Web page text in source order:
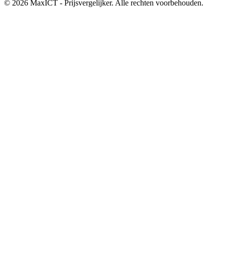
© 2026 MaxICT - Prijsvergelijker. Alle rechten voorbehouden.